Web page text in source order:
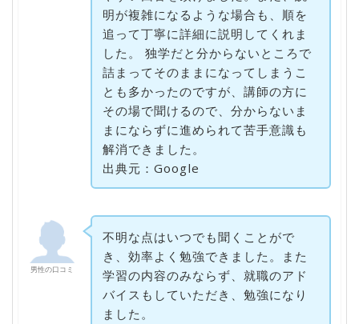
明が複雑になるような場合も、順を
追って丁寧に詳細に説明してくれま
した。 独学だと分からないところで
詰まってそのままになってしまうこ
とも多かったのですが、講師の方に
その場で聞けるので、分からないま
まにならずに進められて苦手意識も
解消できました。
出典元：Google
男性の口コミ
不明な点はいつでも聞くことがで
き、効率よく勉強できました。また
学習の内容のみならず、就職のアド
バイスもしていただき、勉強になり
ました。